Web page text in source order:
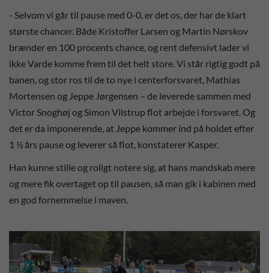
- Selvom vi går til pause med 0-0, er det os, der har de klart
største chancer. Både Kristoffer Larsen og Martin Nørskov
brænder en 100 procents chance, og rent defensivt lader vi
ikke Varde komme frem til det helt store. Vi står rigtig godt på
banen, og stor ros til de to nye i centerforsvaret, Mathias
Mortensen og Jeppe Jørgensen – de leverede sammen med
Victor Snoghøj og Simon Vilstrup flot arbejde i forsvaret. Og
det er da imponerende, at Jeppe kommer ind på holdet efter
1 ½ års pause og leverer så flot, konstaterer Kasper.
Han kunne stille og roligt notere sig, at hans mandskab mere
og mere fik overtaget op til pausen, så man gik i kabinen med
en god fornemmelse i maven.